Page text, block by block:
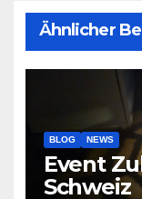
Ähnlicher
BLOG NEWS
Event
Schweiz